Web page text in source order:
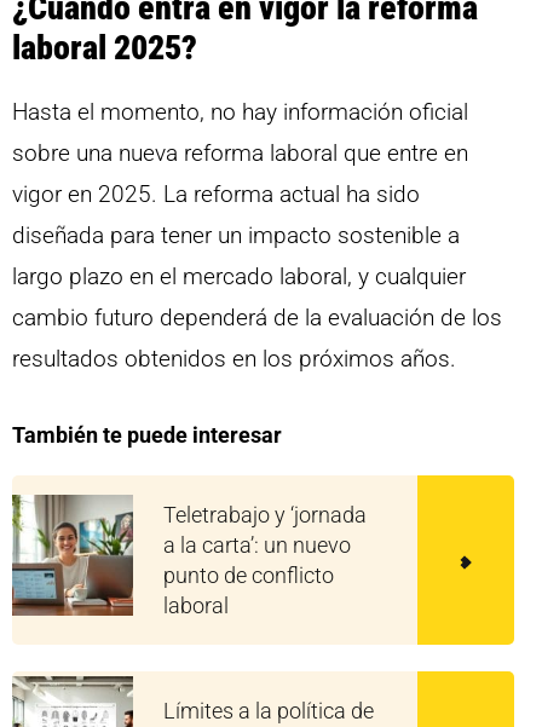
¿Cuándo entra en vigor la reforma
laboral 2025?
Hasta el momento, no hay información oficial
sobre una nueva reforma laboral que entre en
vigor en 2025. La reforma actual ha sido
diseñada para tener un impacto sostenible a
largo plazo en el mercado laboral, y cualquier
cambio futuro dependerá de la evaluación de los
resultados obtenidos en los próximos años.
También te puede interesar
Teletrabajo y ‘jornada
a la carta’: un nuevo
punto de conflicto
laboral
Límites a la política de